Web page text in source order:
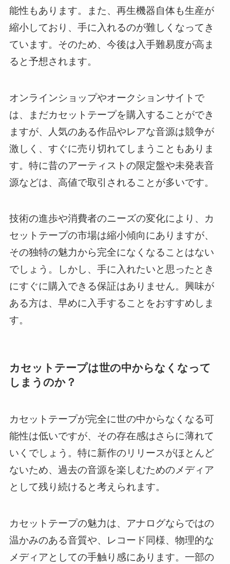
能性もあります。また、再生機器自体も生産が
縮小しており、手に入れるのが難しくなってき
ています。そのため、今後は入手難易度が高ま
ると予想されます。
オンラインショップやオークションサイトで
は、まだカセットテープを購入することができ
ますが、人気のある作品やレアな音源は競争が
激しく、すぐに売り切れてしまうこともありま
す。特に昔のアーティストの限定盤や未発表音
源などは、高値で取引されることが多いです。
技術の進歩や消費者のニーズの変化により、カ
セットテープの市場は縮小傾向にありますが、
その独特の魅力から完全になくなることはない
でしょう。しかし、手に入れたいと思ったとき
にすぐに購入できる保証はありません。興味が
ある方は、早めに入手することをおすすめしま
す。
カセットテープは世の中からなくなって
しまうのか？
カセットテープが完全に世の中からなくなる可
能性は低いですが、その存在感はさらに薄れて
いくでしょう。特に新作のリリースがほとんど
ないため、過去の音源を楽しむためのメディア
として残り続けると考えられます。
カセットテープの魅力は、アナログならではの
温かみのある音質や、レコード同様、物理的な
メディアとしての手触り感にあります。一部の